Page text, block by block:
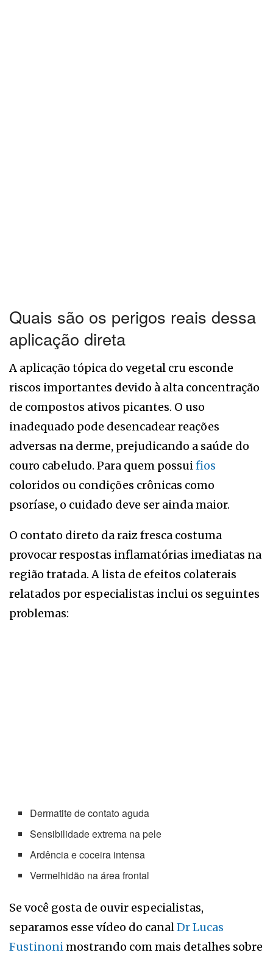
Quais são os perigos reais dessa
aplicação direta
A aplicação tópica do vegetal cru esconde
riscos importantes devido à alta concentração
de compostos ativos picantes. O uso
inadequado pode desencadear reações
adversas na derme, prejudicando a saúde do
couro cabeludo. Para quem possuifios
coloridos ou condições crônicas como
psoríase, o cuidado deve ser ainda maior.
O contato direto da raiz fresca costuma
provocar respostas inflamatórias imediatas na
região tratada. A lista de efeitos colaterais
relatados por especialistas inclui os seguintes
problemas:
Dermatite de contato aguda
Sensibilidade extrema na pele
Ardência e coceira intensa
Vermelhidão na área frontal
Se você gosta de ouvir especialistas,
separamos esse vídeo do canalDr Lucas
Fustinonimostrando com mais detalhes sobre